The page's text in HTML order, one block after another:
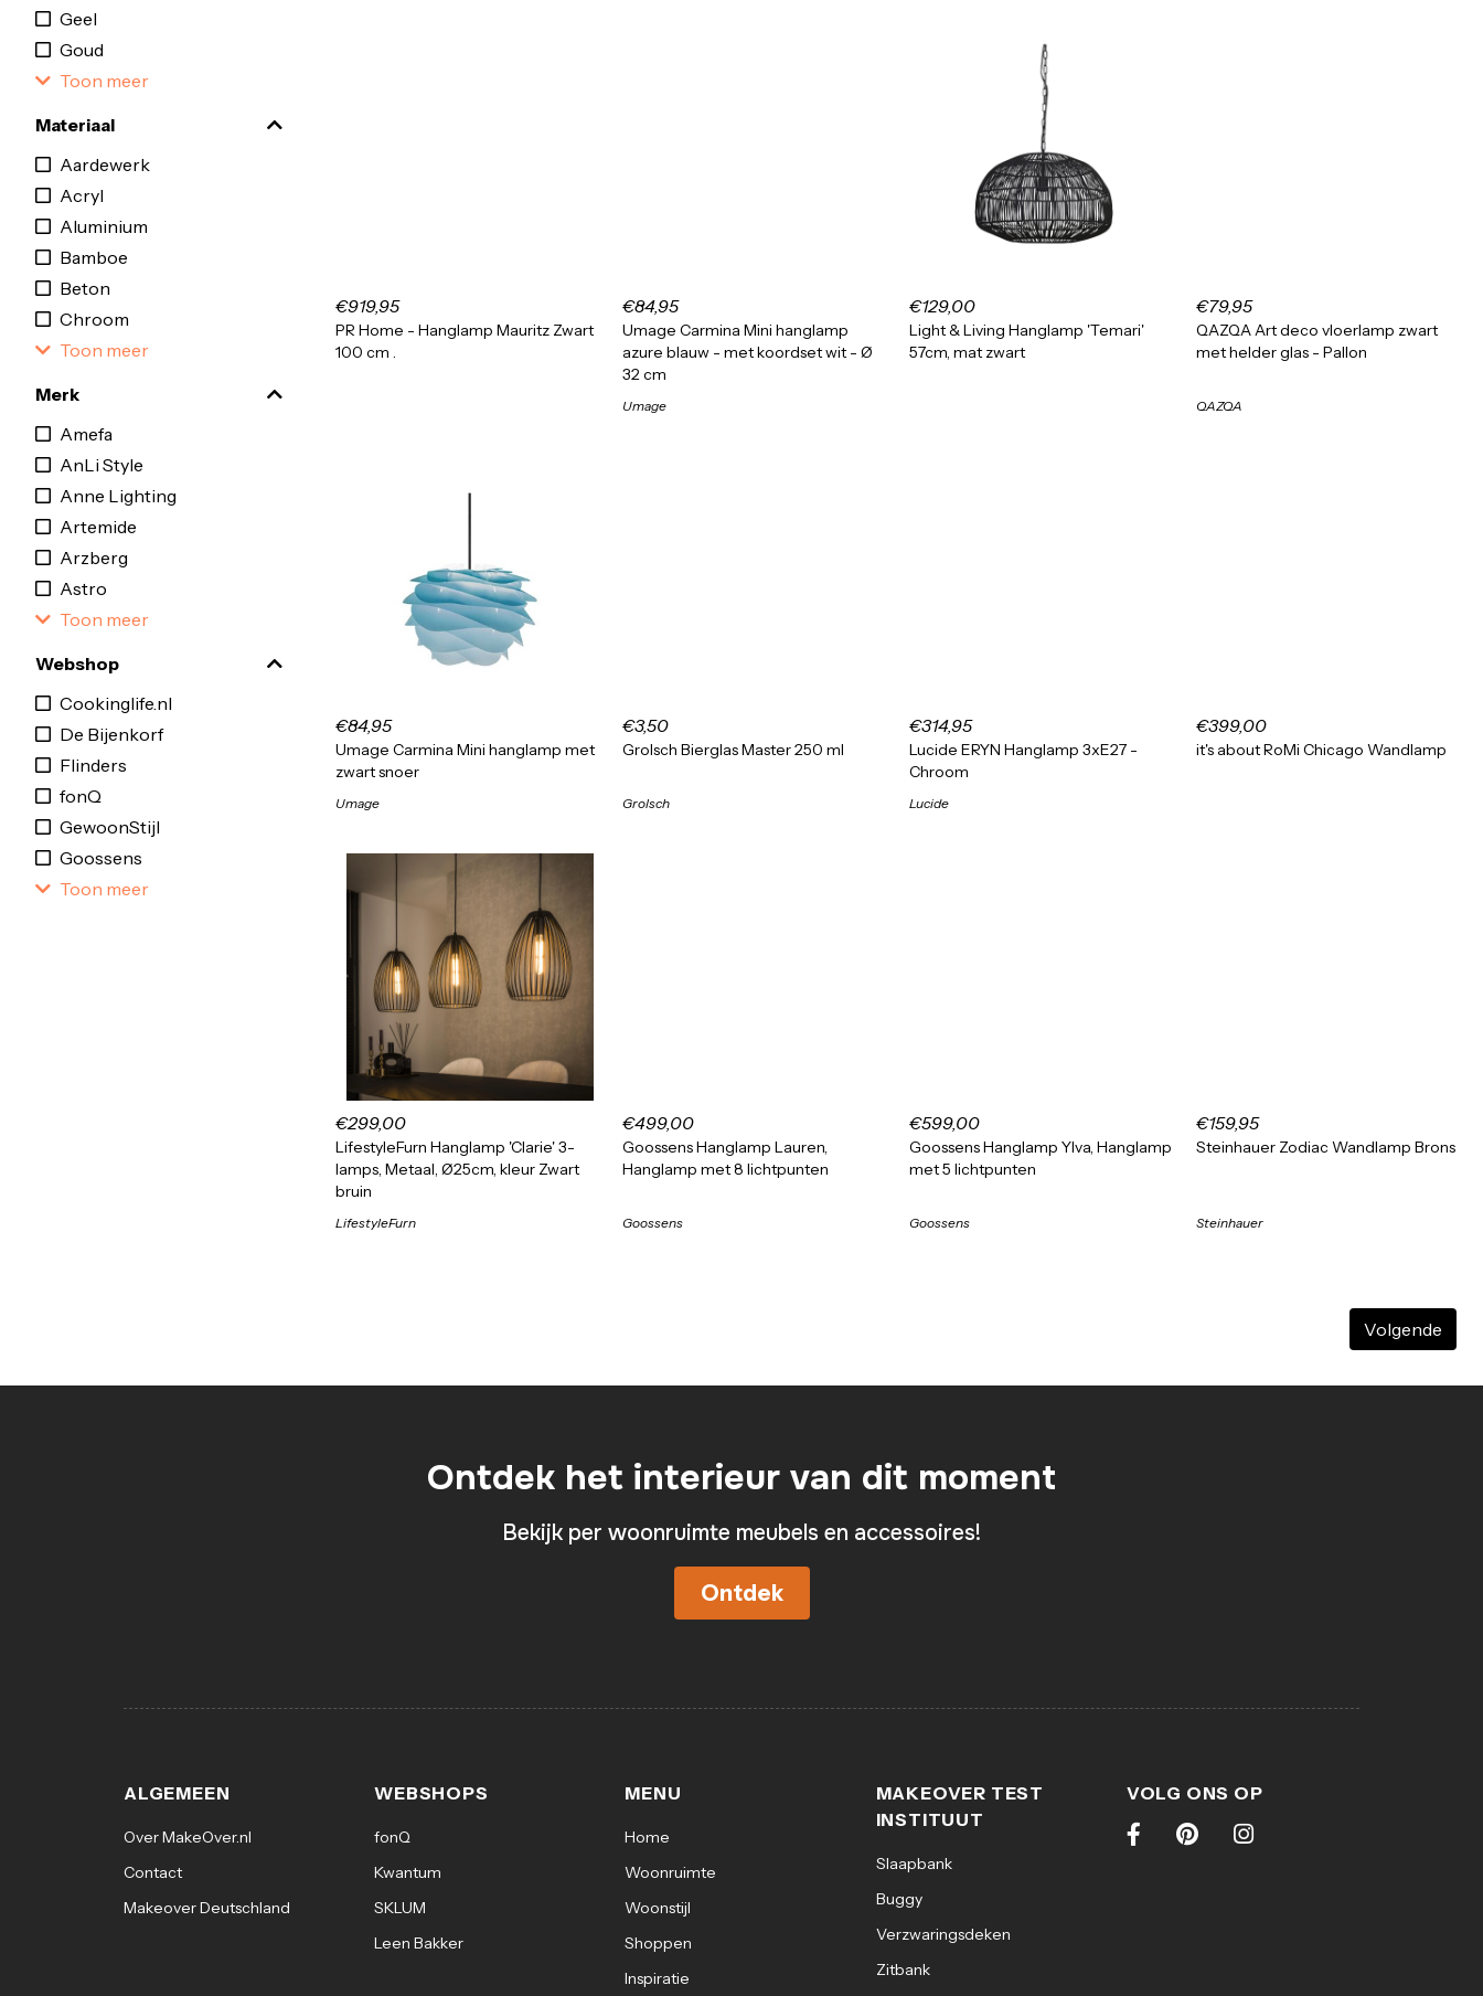
Geel
Goud
Toon meer
Materiaal
Aardewerk
Acryl
Aluminium
Bamboe
Beton
Chroom
Toon meer
Merk
Amefa
AnLi Style
Anne Lighting
Artemide
Arzberg
Astro
Toon meer
Webshop
Cookinglife.nl
De Bijenkorf
Flinders
fonQ
GewoonStijl
Goossens
Toon meer
€919,95
PR Home - Hanglamp Mauritz Zwart
100 cm .
€84,95
Umage Carmina Mini hanglamp
azure blauw - met koordset wit - Ø
32 cm
Umage
€129,00
Light & Living Hanglamp 'Temari'
57cm, mat zwart
€79,95
QAZQA Art deco vloerlamp zwart
met helder glas - Pallon
QAZQA
€84,95
Umage Carmina Mini hanglamp met
zwart snoer
Umage
€3,50
Grolsch Bierglas Master 250 ml
Grolsch
€314,95
Lucide ERYN Hanglamp 3xE27 -
Chroom
Lucide
€399,00
it's about RoMi Chicago Wandlamp
€299,00
LifestyleFurn Hanglamp 'Clarie' 3-
lamps, Metaal, Ø25cm, kleur Zwart
bruin
LifestyleFurn
€499,00
Goossens Hanglamp Lauren,
Hanglamp met 8 lichtpunten
Goossens
€599,00
Goossens Hanglamp Ylva, Hanglamp
met 5 lichtpunten
Goossens
€159,95
Steinhauer Zodiac Wandlamp Brons
Steinhauer
Volgende
Ontdek het interieur van dit moment
Bekijk per woonruimte meubels en accessoires!
Ontdek
ALGEMEEN
Over MakeOver.nl
Contact
Makeover Deutschland
WEBSHOPS
fonQ
Kwantum
SKLUM
Leen Bakker
MENU
Home
Woonruimte
Woonstijl
Shoppen
Inspiratie
MAKEOVER TEST
INSTITUUT
Slaapbank
Buggy
Verzwaringsdeken
Zitbank
VOLG ONS OP